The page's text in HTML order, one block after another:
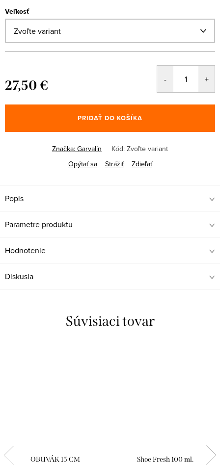
Veľkosť
27,50 €
cena:
PRIDAŤ DO KOŠÍKA
Značka: Garvalín Kód: Zvoľte variant
Opýtať sa
Strážiť Zdieľať
Popis
Parametre produktu
Hodnotenie
Diskusia
Súvisiaci tovar
OBUVÁK 15 CM Shoe Fresh 100 ml.